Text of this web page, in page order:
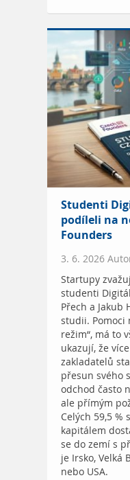
Studenti
podíleli na
Founders
3. 6. 2026
Startupy
studenti
Přech a Jakub
studii. Pomoci
režim“, má to
ukazují, že
zakladatelů
přesun svého
odchod často
ale přímým
Celých 59,5
kapitálem
se do zemí s
je Irsko, Velká
nebo USA.